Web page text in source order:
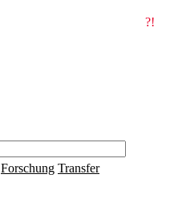
?!
Forschung Transfer